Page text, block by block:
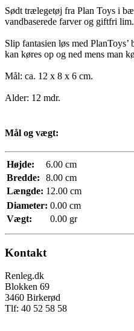
Sødt trælegetøj fra Plan Toys i
vandbaserede farver og giftfri lim.
Slip fantasien løs med
kan køres op og ned mens man
Mål: ca. 12 x 8 x 6 cm.
Alder: 12 mdr.
Mål og vægt:
Højde:
6.00 cm
Bredde:
8.00 cm
Længde: 12.00 cm
Diameter: 0.00 cm
Vægt:
0.00 gr
Kontakt
Renleg.dk
Blokken 69
3460 Birkerød
Tlf: 40 52 58 58